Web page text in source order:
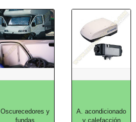
Oscurecedores y
fundas
A. acondicionado
y calefacción